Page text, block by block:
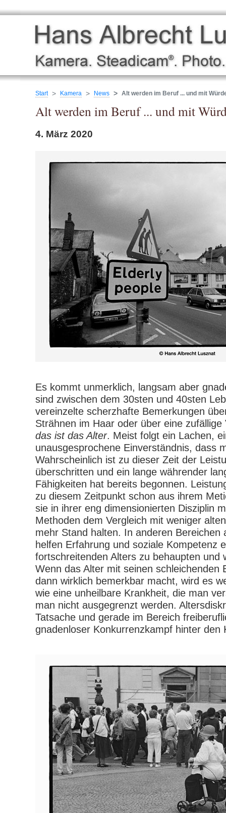
Start Kamera News Alt werden im Beruf ... und mit
Alt werden im Beruf ... und mit
4. März 2020
Es kommt unmerklich, langsam aber
sind zwischen dem 30sten und 40sten
vereinzelte scherzhafte Bemerkungen
Strähnen im Haar oder über eine
das ist das Alter. Meist folgt ein Lachen,
unausgesprochene Einverständnis, dass
Wahrscheinlich ist zu dieser Zeit der
überschritten und ein lange währender
Fähigkeiten hat bereits begonnen.
zu diesem Zeitpunkt schon aus ihrem
sie in ihrer eng dimensionierten Disziplin
Methoden dem Vergleich mit weniger
mehr Stand halten. In anderen Bereichen
helfen Erfahrung und soziale Kompetenz
fortschreitenden Alters zu behaupten und
Wenn das Alter mit seinen schleichenden
dann wirklich bemerkbar macht, wird es
wie eine unheilbare Krankheit, die man
man nicht ausgegrenzt werden.
Tatsache und gerade im Bereich
gnadenloser Konkurrenzkampf hinter den